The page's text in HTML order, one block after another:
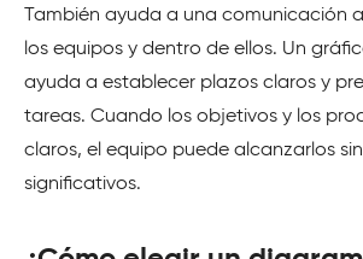
También ayuda a una comunicación
los equipos y dentro de ellos. Un
ayuda a establecer plazos claros y
tareas. Cuando los objetivos y los
claros, el equipo puede alcanzarlos
significativos.